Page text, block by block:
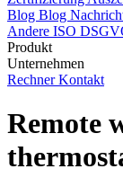
Blog Blog
Andere ISO
Produkt
Unternehmen
Rechner Kontakt
Remote